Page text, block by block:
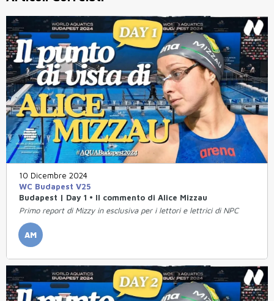
10 Dicembre 2024
WC Budapest V25
Budapest | Day 1 • Il commento di Alice Mizzau
Primo report di Mizzy in esclusiva per i lettori e lettrici di NPC
AM